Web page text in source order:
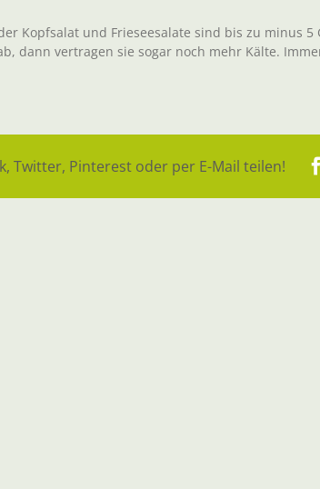
Kopfsalat und Frieseesalate sind bis zu minus 5
dann vertragen sie sogar noch mehr Kälte.
Twitter, Pinterest oder per E-Mail teilen!